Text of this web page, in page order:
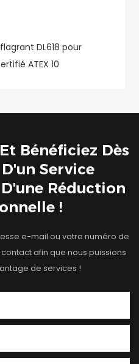
Bénéficiez Dès
Service
Réduction
!
e-mail ou votre numéro de
afin que nous puissions
de services !